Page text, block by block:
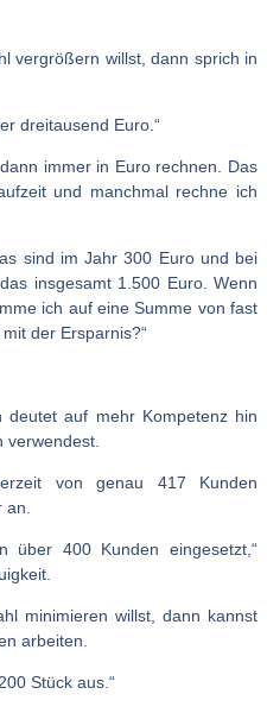
vergrößern willst, dann sprich in
dreitausend Euro.“
immer in Euro rechnen. Das
und manchmal rechne ich
sind im Jahr 300 Euro und bei
insgesamt 1.500 Euro. Wenn
ich auf eine Summe von fast
der Ersparnis?“
deutet auf mehr Kompetenz hin
verwendest.
von genau 417 Kunden
an.
über 400 Kunden eingesetzt,“
minimieren willst, dann kannst
arbeiten.
Stück aus.“